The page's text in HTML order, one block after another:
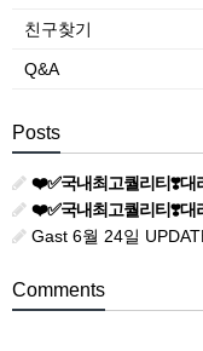
친구찾기
Q&A
Posts
❤️✅국내최고퀄리티❣️대리•위조•제작❣️모바일신분증위조•직거래•
❤️✅국내최고퀄리티❣️대리•위조•제작❣️모바일신분증위조•직거래•
Gast 6월 24일
Comments